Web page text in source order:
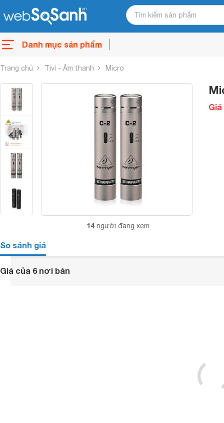
Danh mục sản phẩm
Trang chủ Tivi - Âm thanh Micro
14 người đang xem
Giá
So sánh giá
Giá của 6 nơi bán